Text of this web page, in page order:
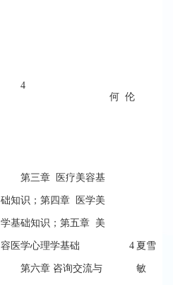
4
何 伦
第三章 医疗美容基
础知识；第四章 医学美
学基础知识；第五章 美
容医学心理学基础
第六章 咨询交流与
4 夏雪
敏